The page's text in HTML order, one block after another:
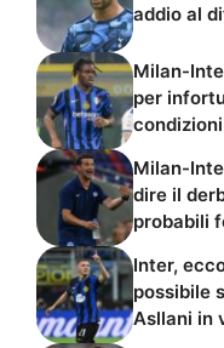
addio al
Milan-
per
Milan-
dire il
probabili
Inter,
possibile
Asllani in